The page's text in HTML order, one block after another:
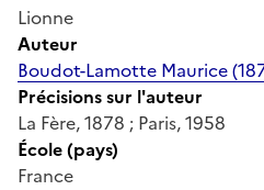
Lionne
Auteur
Boudot-Lamotte Maurice
Précisions sur l'auteur
La Fère, 1878 ; Paris, 1958
École (pays)
France